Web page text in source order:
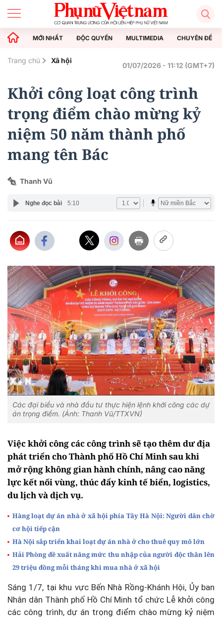
MỚI NHẤT ĐỘC QUYỀN MULTIMEDIA CHUYÊN ĐỀ
Trang chủ Xã hội
01/07/2026 - 11:12 (GMT+7)
Khởi công loạt công trình
trọng điểm chào mừng kỷ
niệm 50 năm thành phố
mang tên Bác
Thanh Vũ
Nghe đọc bài 5:10
Các đại biểu và nhà đầu tư thực hiện lệnh khởi công các dự
án trọng điểm. (Ảnh: Thanh Vũ/TTXVN)
Việc khởi công các công trình sẽ tạo thêm dư địa
phát triển cho Thành phố Hồ Chí Minh sau khi
mở rộng không gian hành chính, nâng cao năng
lực kết nối vùng, thúc đẩy kinh tế biển, logistics,
du lịch và dịch vụ.
Hàng loạt dự án nhà ở xã hội phía Tây Hà Nội: Người dân chờ
cơ hội tiếp cận
Hà Nội sắp triển khai loạt dự án nhà ở cho thuê quy mô lớn
Hải Phòng đề xuất nâng mức thu nhập của người độc thân lên
29 triệu đồng mỗi tháng khi mua nhà ở xã hội
Sáng 1/7, tại khu vực Bến Nhà Rồng-Khánh Hội, Ủy ban
Nhân dân Thành phố Hồ Chí Minh tổ chức Lễ khởi công
các công trình, dự án trọng điểm chào mừng kỷ niệm